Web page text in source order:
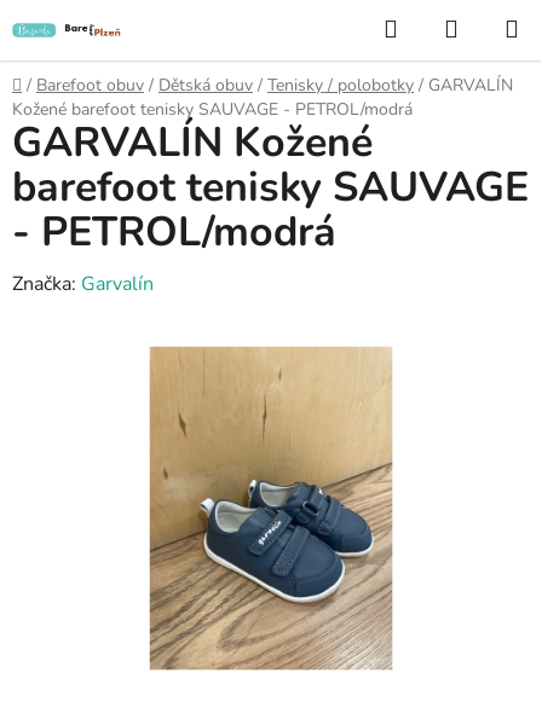
na
obsah
Hledat
KOŠÍK
Domů
/ Barefoot obuv / Dětská obuv / Tenisky / polobotky / GARVALÍN
Kožené barefoot tenisky SAUVAGE - PETROL/modrá
GARVALÍN Kožené
barefoot tenisky SAUVAGE
- PETROL/modrá
Značka: Garvalín